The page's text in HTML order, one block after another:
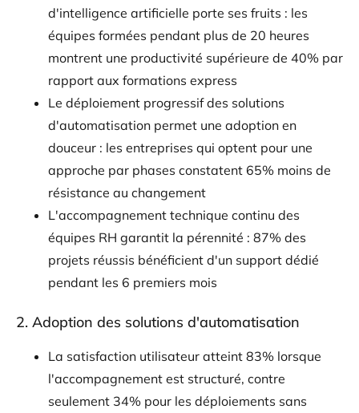
d'intelligence artificielle porte ses fruits : les
équipes formées pendant plus de 20 heures
montrent une productivité supérieure de 40% par
rapport aux formations express
Le déploiement progressif des solutions
d'automatisation permet une adoption en
douceur : les entreprises qui optent pour une
approche par phases constatent 65% moins de
résistance au changement
L'accompagnement technique continu des
équipes RH garantit la pérennité : 87% des
projets réussis bénéficient d'un support dédié
pendant les 6 premiers mois
2. Adoption des solutions d'automatisation
La satisfaction utilisateur atteint 83% lorsque
l'accompagnement est structuré, contre
seulement 34% pour les déploiements sans